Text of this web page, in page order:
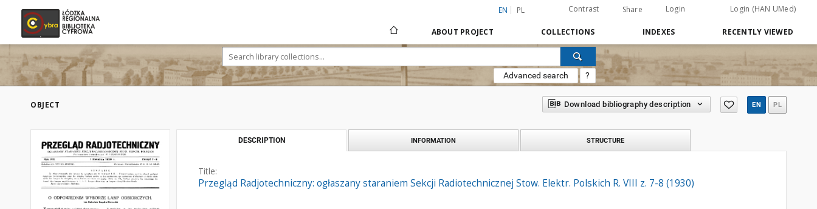
EN PL Contrast Share Login Login (HAN UMed)
ABOUT PROJECT COLLECTIONS INDEXES RECENTLY VIEWED
Advanced search ?
OBJECT Download bibliography description EN PL
DESCRIPTION INFORMATION STRUCTURE
Title:
Przegląd Radjotechniczny: ogłaszany staraniem Sekcji Radiotechnicznej Stow. Elektr. Polskich R. VIII z. 7-8 (1930)